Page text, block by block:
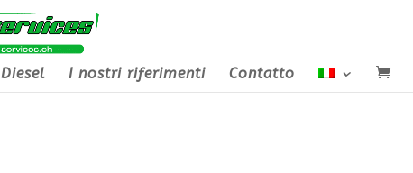
Diesel I nostri riferimenti Contatto